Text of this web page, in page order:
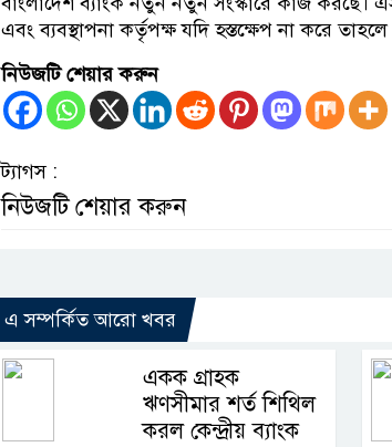
এবং ব্যবস্থাপনা কর্তৃপক্ষ যদি হস্তক্ষেপ না করে
নিউজটি শেয়ার করুন
ট্যাগস :
নিউজটি শেয়ার করুন
এ সম্পর্কিত আরো খবর
একক গ্রাহক
ঋণসীমার শর্ত শিথিল
করল কেন্দ্রীয় ব্যাংক